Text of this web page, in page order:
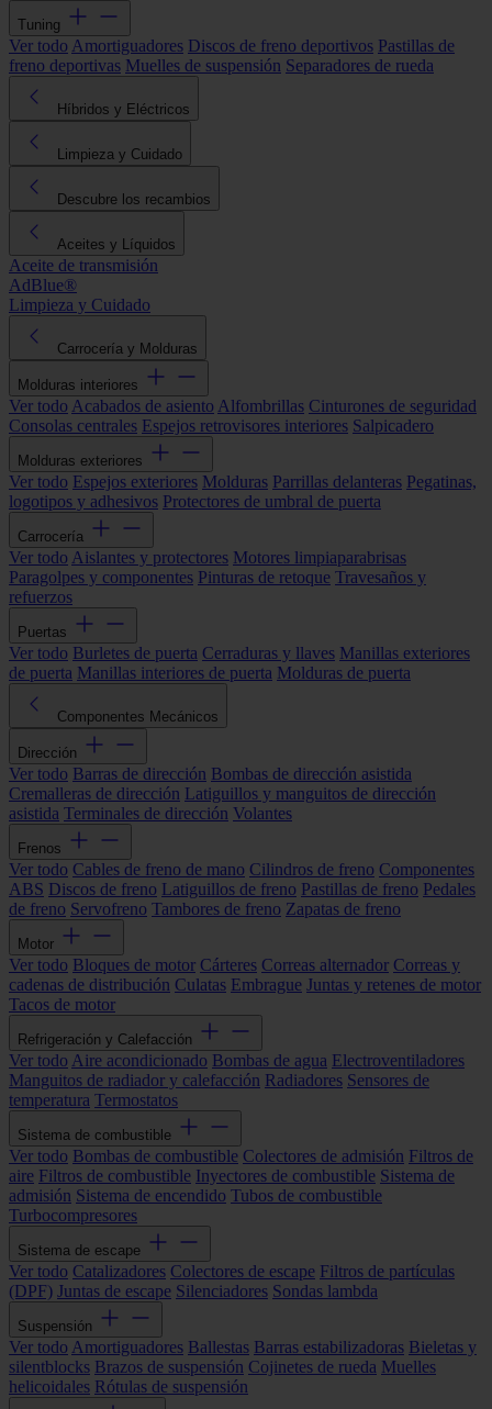
Tuning
Ver todo Amortiguadores Discos de freno deportivos Pastillas de
freno deportivas Muelles de suspensión Separadores de rueda
Híbridos y Eléctricos
Limpieza y Cuidado
Descubre los recambios
Aceites y Líquidos
Aceite de transmisión
AdBlue®
Limpieza y Cuidado
Carrocería y Molduras
Molduras interiores
Ver todo Acabados de asiento Alfombrillas Cinturones de seguridad
Consolas centrales Espejos retrovisores interiores Salpicadero
Molduras exteriores
Ver todo Espejos exteriores Molduras Parrillas delanteras Pegatinas,
logotipos y adhesivos Protectores de umbral de puerta
Carrocería
Ver todo Aislantes y protectores Motores limpiaparabrisas
Paragolpes y componentes Pinturas de retoque Travesaños y
refuerzos
Puertas
Ver todo Burletes de puerta Cerraduras y llaves Manillas exteriores
de puerta Manillas interiores de puerta Molduras de puerta
Componentes Mecánicos
Dirección
Ver todo Barras de dirección Bombas de dirección asistida
Cremalleras de dirección Latiguillos y manguitos de dirección
asistida Terminales de dirección Volantes
Frenos
Ver todo Cables de freno de mano Cilindros de freno Componentes
ABS Discos de freno Latiguillos de freno Pastillas de freno Pedales
de freno Servofreno Tambores de freno Zapatas de freno
Motor
Ver todo Bloques de motor Cárteres Correas alternador Correas y
cadenas de distribución Culatas Embrague Juntas y retenes de motor
Tacos de motor
Refrigeración y Calefacción
Ver todo Aire acondicionado Bombas de agua Electroventiladores
Manguitos de radiador y calefacción Radiadores Sensores de
temperatura Termostatos
Sistema de combustible
Ver todo Bombas de combustible Colectores de admisión Filtros de
aire Filtros de combustible Inyectores de combustible Sistema de
admisión Sistema de encendido Tubos de combustible
Turbocompresores
Sistema de escape
Ver todo Catalizadores Colectores de escape Filtros de partículas
(DPF) Juntas de escape Silenciadores Sondas lambda
Suspensión
Ver todo Amortiguadores Ballestas Barras estabilizadoras Bieletas y
silentblocks Brazos de suspensión Cojinetes de rueda Muelles
helicoidales Rótulas de suspensión